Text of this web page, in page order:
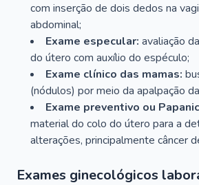
com inserção de dois dedos na
abdominal;
Exame especular: avaliação
do útero com auxílio do espéculo;
Exame clínico das mamas:
(nódulos) por meio da apalpação
Exame preventivo ou
material do colo do útero para a
alterações, principalmente câncer
Exames ginecológicos